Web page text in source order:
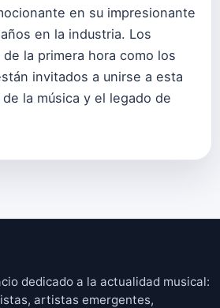
en su impresionante
en la industria. Los
la primera hora como los
invitados a unirse a esta
la música y el legado de
dedicado a la actualidad musical:
artistas emergentes,